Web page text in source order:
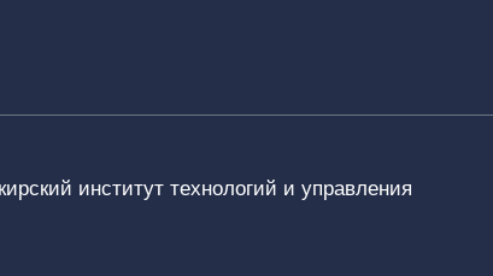
институт технологий и управления